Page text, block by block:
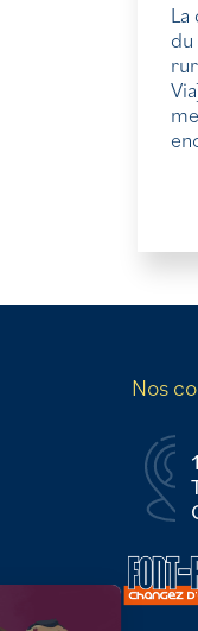
La
Nos